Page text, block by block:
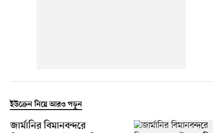
ইউক্রেন নিয়ে আরও পড়ুন
জার্মানির বিমানবন্দরে